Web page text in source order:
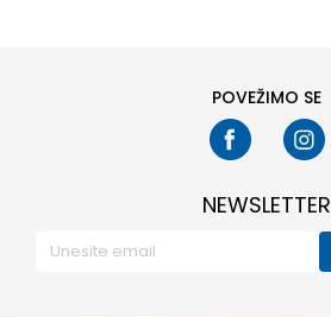
POVEŽIMO SE
NEWSLETTER